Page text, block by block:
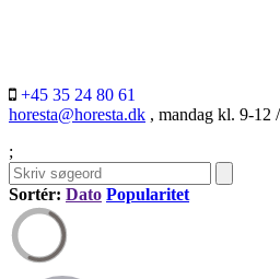
+45 35 24 80 61
horesta@horesta.dk , mandag kl. 9-12
;
Sortér: Dato Popularitet